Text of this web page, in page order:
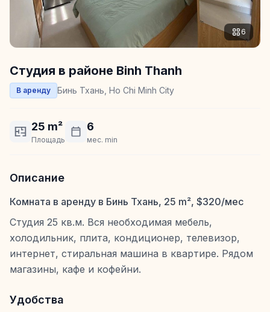
6
Студия в районе Binh Thanh
В аренду Бинь Тхань, Ho Chi Minh City
25 m²
Площадь
6
мес. min
Описание
Комната в аренду в Бинь Тхань, 25 m², $320/мес
Студия 25 кв.м. Вся необходимая мебель,
холодильник, плита, кондиционер, телевизор,
интернет, стиральная машина в квартире. Рядом
магазины, кафе и кофейни.
Удобства